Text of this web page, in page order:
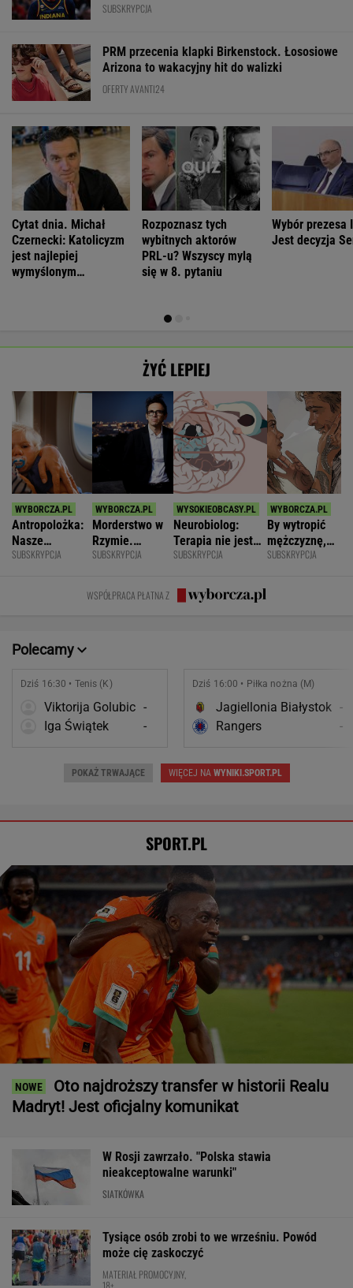
SUBSKRYPCJA
PRM przecenia klapki Birkenstock. Łososiowe
Arizona to wakacyjny hit do walizki
OFERTY AVANTI24
Cytat dnia. Michał
Czernecki: Katolicyzm
jest najlepiej
wymyślonym
Rozpoznasz tych
wybitnych aktorów
PRL-u? Wszyscy mylą
się w 8. pytaniu
Wybór prezesa
Jest decyzja
ŻYĆ LEPIEJ
Antropolożka:
Nasze
społeczeństwo
SUBSKRYPCJA
Morderstwo w
Rzymie.
Dlaczego
zniszczyli
swoje życia?
SUBSKRYPCJA
Neurobiolog:
Terapia nie jest
konieczna. Mózg
zmianę
SUBSKRYPCJA
By wytropić
mężczyznę,
nie musi
SUBSKRYPCJA
WSPÓŁPRACA PŁATNA Z
Polecamy
Dziś 16:30 • Tenis (K)
Viktorija Golubic -
Iga Świątek
-
Dziś 16:00 • Piłka nożna (M)
Jagiellonia Białystok -
Rangers
-
POKAŻ TRWAJĄCE WIĘCEJ NA WYNIKI.SPORT.PL
SPORT.PL
Oto najdroższy transfer w historii Realu
Madryt! Jest oficjalny komunikat
W Rosji zawrzało. "Polska stawia
nieakceptowalne warunki"
SIATKÓWKA
Tysiące osób zrobi to we wrześniu. Powód
może cię zaskoczyć
MATERIAŁ PROMOCYJNY,
18+